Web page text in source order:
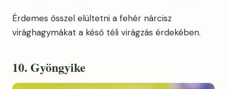
Érdemes ősszel elültetni a fehér nárcisz
virághagymákat a késő téli virágzás érdekében.
10. Gyöngyike